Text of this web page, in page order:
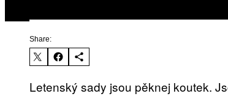
Share:
Letenský sady jsou pěknej koutek.